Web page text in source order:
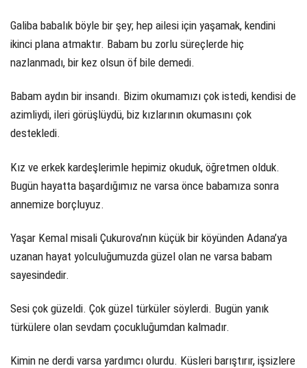
Galiba babalık böyle bir şey; hep ailesi için yaşamak, kendini
ikinci plana atmaktır. Babam bu zorlu süreçlerde hiç
nazlanmadı, bir kez olsun öf bile demedi.
Babam aydın bir insandı. Bizim okumamızı çok istedi, kendisi de
azimliydi, ileri görüşlüydü, biz kızlarının okumasını çok
destekledi.
Kız ve erkek kardeşlerimle hepimiz okuduk, öğretmen olduk.
Bugün hayatta başardığımız ne varsa önce babamıza sonra
annemize borçluyuz.
Yaşar Kemal misali Çukurova’nın küçük bir köyünden Adana’ya
uzanan hayat yolculuğumuzda güzel olan ne varsa babam
sayesindedir.
Sesi çok güzeldi. Çok güzel türküler söylerdi. Bugün yanık
türkülere olan sevdam çocukluğumdan kalmadır.
Kimin ne derdi varsa yardımcı olurdu. Küsleri barıştırır, işsizlere